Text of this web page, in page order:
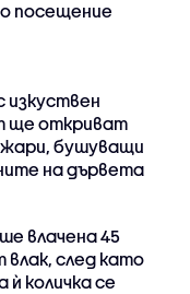
посещение
изкуствен
ще откриват
бушуващи
на дървета
влачена 45
след като
количка се